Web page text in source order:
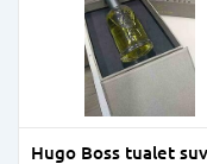
Hugo Boss tualet